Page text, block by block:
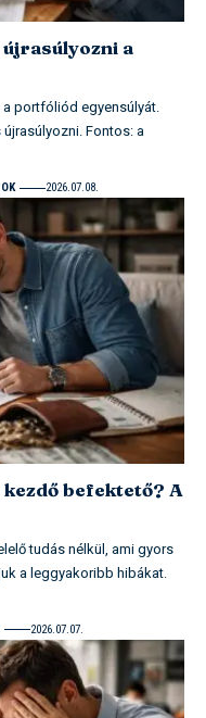
a
portfóliód egyensúlyát.
Fontos: a
2026.07.08.
befektető? A
tudás nélkül, ami gyors
a leggyakoribb hibákat.
2026.07.07.